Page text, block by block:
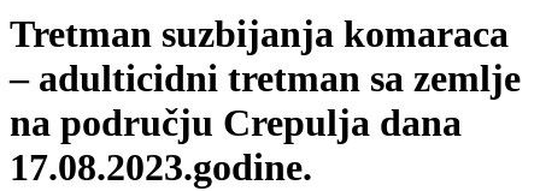
Tretman suzbijanja komaraca
– adulticidni tretman sa zemlje
na području Crepulja dana
17.08.2023.godine.